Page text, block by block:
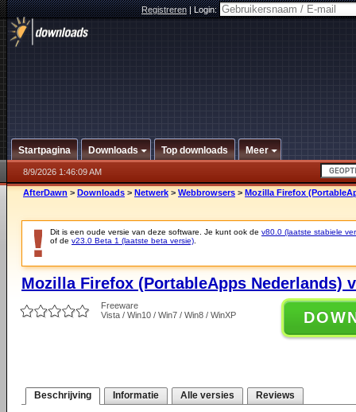
Registreren|Login:
Startpagina Downloads Top downloads Meer
8/9/2026 1:46:09 AM
AfterDawn > Downloads > Netwerk > Webbrowsers > Mozilla Firefox
Dit is een oude versie van deze software. Je kunt ook de v80.0 (laatste stabiele
of de v23.0 Beta 1 (laatste beta versie)
Mozilla Firefox (PortableApps Nederlands)
Freeware
Vista / Win10 / Win7 / Win8 / WinXP
Beschrijving Informatie Alle versies Reviews